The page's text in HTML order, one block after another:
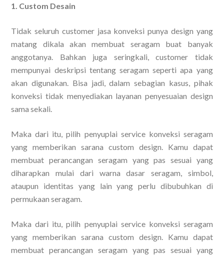
1. Custom Desain
Tidak seluruh customer jasa konveksi punya design yang
matang dikala akan membuat seragam buat banyak
anggotanya. Bahkan juga seringkali, customer tidak
mempunyai deskripsi tentang seragam seperti apa yang
akan digunakan. Bisa jadi, dalam sebagian kasus, pihak
konveksi tidak menyediakan layanan penyesuaian design
sama sekali.
Maka dari itu, pilih penyuplai service konveksi seragam
yang memberikan sarana custom design. Kamu dapat
membuat perancangan seragam yang pas sesuai yang
diharapkan mulai dari warna dasar seragam, simbol,
ataupun identitas yang lain yang perlu dibubuhkan di
permukaan seragam.
Maka dari itu, pilih penyuplai service konveksi seragam
yang memberikan sarana custom design. Kamu dapat
membuat perancangan seragam yang pas sesuai yang